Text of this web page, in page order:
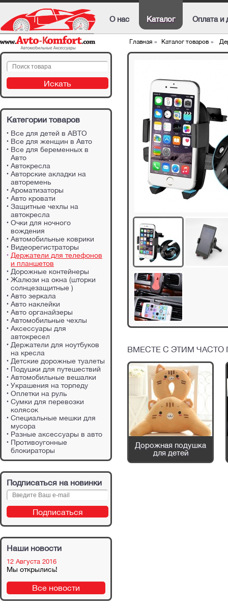
О нас Каталог Оплата и
Главная » Каталог товаров »
ВМЕСТЕ С ЭТИМ ЧАСТО
Дорожная подушка
Дорожная подушка
для детей
Категории товаров
Все для детей в АВТО
Все для женщин в Авто
Все для беременных в
Авто
Автокресла
Авторские акладки на
авторемень
Ароматизаторы
Авто кровати
Защитные чехлы на
автокресла
Очки для ночного
вождения
Автомобильные коврики
Видеорегистраторы
Держатели для телефонов
и планшетов
Дорожные контейнеры
Жалюзи на окна (шторки
солнцезащитные )
Авто зеркала
Авто наклейки
Авто органайзеры
Автомобильные чехлы
Аксессуары для
автокресел
Держатели для ноутбуков
на кресла
Детские дорожные туалеты
Подушки для путешествий
Автомобильные вешалки
Украшения на торпеду
Оплетки на руль
Сумки для перевозки
колясок
Специальные мешки для
мусора
Разные аксессуары в авто
Противоугонные
блокираторы
Подписаться на новинки
Наши новости
12 Августа 2016
Мы открылись!
Все новости